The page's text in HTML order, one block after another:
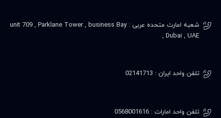
شعبه امارت متحده عربی : unit 709 , Parklane Tower , business Bay
, Dubai , UAE
تلفن واحد ایران : 02141713
تلفن واحد امارات : 0568001616